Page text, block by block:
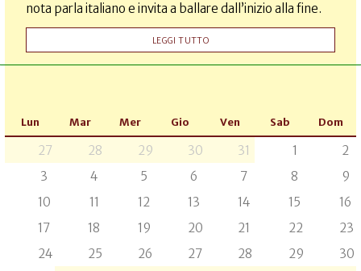
nota parla italiano e invita a ballare dall’inizio alla fine.
LEGGI TUTTO
Lun Mar Mer Gio Ven Sab Dom
27 28 29 30 31 1
2
3
4 5 6 7 8
9
10
11 12 13 14 15
16
17
18 19 20 21 22
23
24
25 26 27 28 29
30